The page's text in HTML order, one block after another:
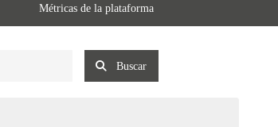
Métricas de la plataforma
Buscar